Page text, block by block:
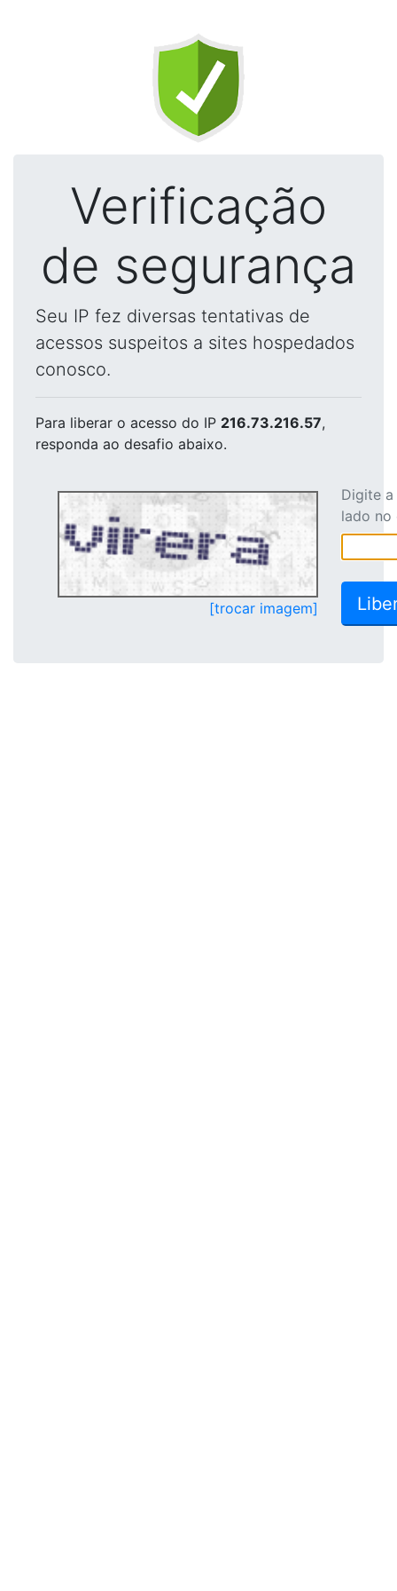
Verificação
de segurança
Seu IP fez diversas tentativas de
acessos suspeitos a sites hospedados
conosco.
Para liberar o acesso do IP 216.73.216.57,
responda ao desafio abaixo.
[trocar imagem]
Digite
lado no